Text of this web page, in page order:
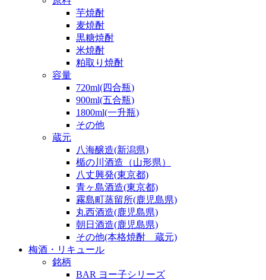
芋焼酎
麦焼酎
黒糖焼酎
米焼酎
粕取り焼酎
容量
720ml(四合瓶)
900ml(五合瓶)
1800ml(一升瓶)
その他
蔵元
八海醸造(新潟県)
楯の川酒造（山形県）
八丈興発(東京都)
青ヶ島酒造(東京都)
霧島町蒸留所(鹿児島県)
丸西酒造(鹿児島県)
朝日酒造(鹿児島県)
その他(本格焼酎 蔵元)
梅酒・リキュール
銘柄
BAR ヨー子シリーズ